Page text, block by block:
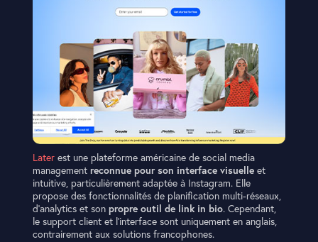
Later est une plateforme américaine de social media
managementreconnue pour son interface visuelle et
intuitive, particulièrement adaptée à Instagram. Elle
propose des fonctionnalités de planification multi-réseaux,
d’analytics et sonpropre outil de link in bio. Cependant,
le support client et l’interface sont uniquement en anglais,
contrairement aux solutions francophones.